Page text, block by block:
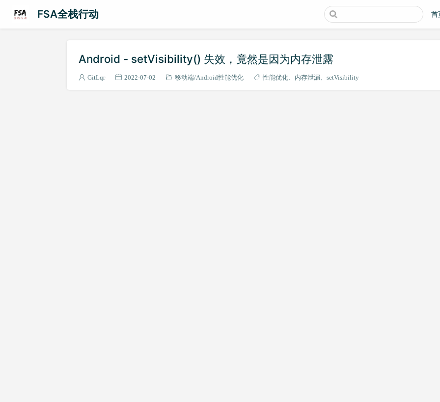
FSA全栈行动 首
Android - setVisibility() 失效，竟然是因为内存泄露
GitLqr 2022-07-02 移动端 Android性能优化 性能优化 内存泄漏 setVisibility